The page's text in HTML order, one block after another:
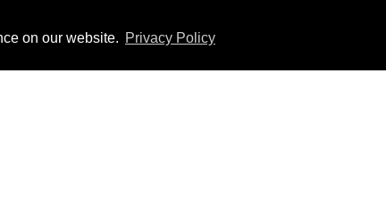
on our website. Privacy Policy
Τρόποι Αποστολής και Πληρωμής
Επιστροφές Προϊόντων